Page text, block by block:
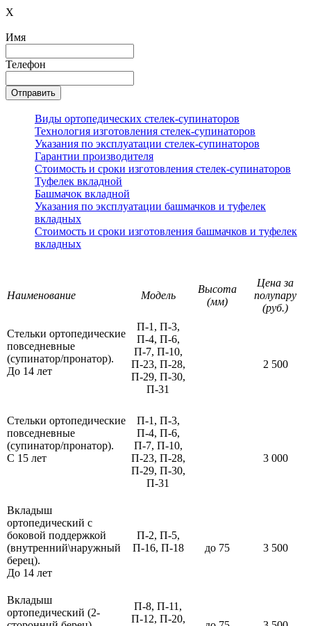
X
Имя
Телефон
Виды ортопедических стелек-супинаторов
Технология изготовления стелек-супинаторов
Указания по эксплуатации стелек-супинаторов
Гарантии производителя
Стоимость и сроки изготовления стелек-супинаторов
Туфелек вкладной
Башмачок вкладной
Указания по эксплуатации башмачков и туфелек
вкладных
Стоимость и сроки изготовления башмачков и туфелек
вкладных
Наименование Модель
Высота
(мм)
Цена за
полупару
(руб.)
Стельки ортопедические
повседневные
(супинатор/пронатор).
До 14 лет
П-1, П-3,
П-4, П-6,
П-7, П-10,
П-23, П-28,
П-29, П-30,
П-31
2 500
Стельки ортопедические
повседневные
(супинатор/пронатор).
С 15 лет
П-1, П-3,
П-4, П-6,
П-7, П-10,
П-23, П-28,
П-29, П-30,
П-31
3 000
Вкладыш
ортопедический с
боковой поддержкой
(внутренний\наружный
берец).
До 14 лет
П-2, П-5,
П-16, П-18
до 75 3 500
Вкладыш
ортопедический (2-
П-8, П-11,
П-12, П-20,